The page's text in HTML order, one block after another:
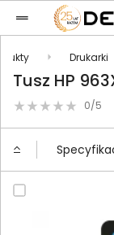
Drukarki
Tusz HP
0/5